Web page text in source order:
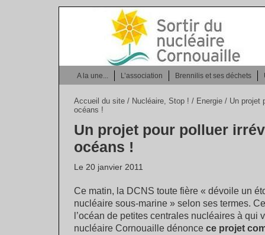
A la une... L’association Brennilis et ses déchets
Accueil du site / Nucléaire, Stop ! / Energie / Un projet
océans !
Un projet pour polluer
océans !
Le 20 janvier 2011
Ce matin, la DCNS toute fière « dévoile un
nucléaire sous-marine » selon ses termes.
l’océan de petites centrales nucléaires à qui
nucléaire Cornouaille dénonce ce projet